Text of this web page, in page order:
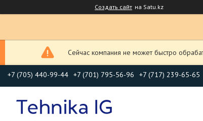
Создать сайт на Satu.kz
Сейчас компания не может быстро
+7 (705) 440-99-44 +7 (701) 795-56-96 +7 (717) 239-65-65